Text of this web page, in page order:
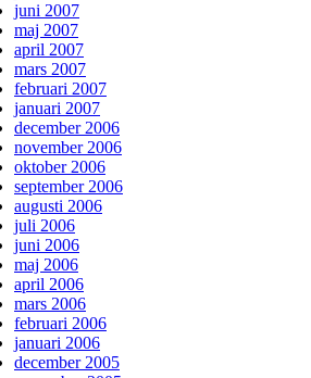
juni 2007
maj 2007
april 2007
mars 2007
februari 2007
januari 2007
december 2006
november 2006
oktober 2006
september 2006
augusti 2006
juli 2006
juni 2006
maj 2006
april 2006
mars 2006
februari 2006
januari 2006
december 2005